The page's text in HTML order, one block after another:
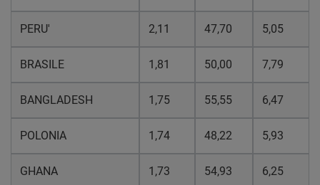
PERU' 2,11 47,70 5,05
BRASILE 1,81 50,00 7,79
BANGLADESH 1,75 55,55 6,47
POLONIA 1,74 48,22 5,93
GHANA 1,73 54,93 6,25